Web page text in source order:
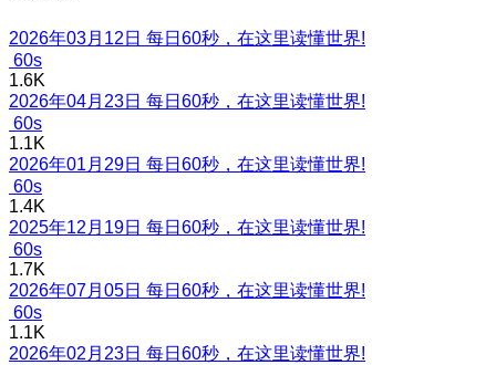
2026年03月12日 每日60秒，在这里读懂世界!
60s
1.6K
2026年04月23日 每日60秒，在这里读懂世界!
60s
1.1K
2026年01月29日 每日60秒，在这里读懂世界!
60s
1.4K
2025年12月19日 每日60秒，在这里读懂世界!
60s
1.7K
2026年07月05日 每日60秒，在这里读懂世界!
60s
1.1K
2026年02月23日 每日60秒，在这里读懂世界!